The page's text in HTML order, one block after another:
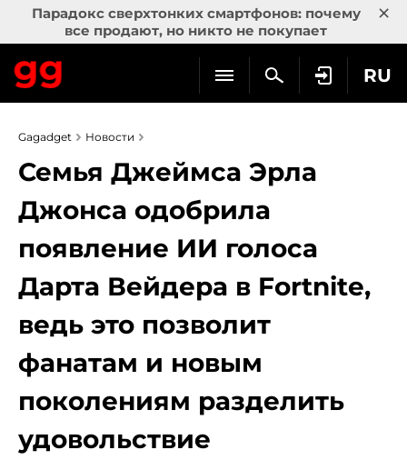
Парадокс сверхтонких смартфонов: почему
все продают, но никто не покупает
×
RU
Gagadget Новости
Семья Джеймса Эрла
Джонса одобрила
появление ИИ голоса
Дарта Вейдера в Fortnite,
ведь это позволит
фанатам и новым
поколениям разделить
удовольствие